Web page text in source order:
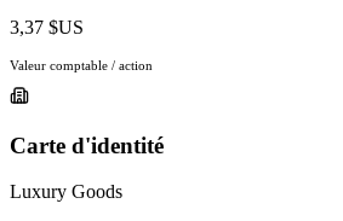
3,37 $US
Valeur comptable / action
Carte d'identité
Luxury Goods